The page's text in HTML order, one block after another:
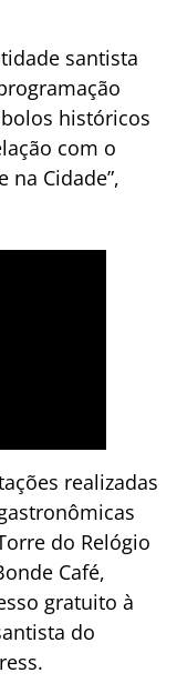
santista
históricos
com o
na Cidade”,
realizadas
do Relógio
Café,
gratuito à
do